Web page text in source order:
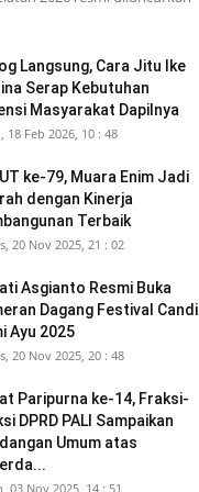
Langsung, Cara Jitu Ike
Serap Kebutuhan
Masyarakat Dapilnya
18 Feb 2026, 10 : 48
ke-79, Muara Enim Jadi
dengan Kinerja
Terbaik
20 Nov 2025, 21 : 02
Asgianto Resmi Buka
Dagang Festival Candi
Ayu 2025
20 Nov 2025, 20 : 48
Paripurna ke-14, Fraksi-
DPRD PALI Sampaikan
Umum atas
03 Nov 2025, 14 : 51